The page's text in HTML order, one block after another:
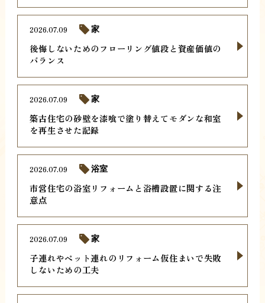
後悔しないためのフローリング値段と資産価値の
バランス
2026.07.09 家
築古住宅の砂壁を漆喰で塗り替えてモダンな和室
を再生させた記録
2026.07.09 家
市営住宅の浴室リフォームと浴槽設置に関する注
意点
2026.07.09 浴室
子連れやペット連れのリフォーム仮住まいで失敗
しないための工夫
2026.07.09 家